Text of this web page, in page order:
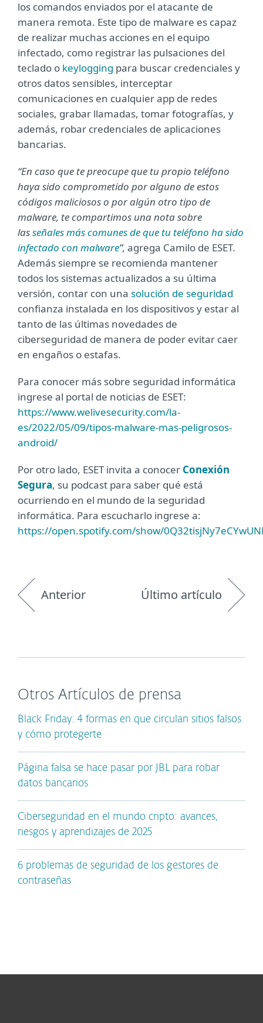
los comandos enviados por el atacante de
manera remota. Este tipo de malware es capaz
de realizar muchas acciones en el equipo
infectado, como registrar las pulsaciones del
teclado o keylogging para buscar credenciales y
otros datos sensibles, interceptar
comunicaciones en cualquier app de redes
sociales, grabar llamadas, tomar fotografías, y
además, robar credenciales de aplicaciones
bancarias.
“En caso que te preocupe que tu propio teléfono
haya sido comprometido por alguno de estos
códigos maliciosos o por algún otro tipo de
malware, te compartimos una nota sobre
lasseñales más comunes de que tu teléfono ha sido
infectado con malware”, agrega Camilo de ESET.
Además siempre se recomienda mantener
todos los sistemas actualizados a su última
versión, contar con una solución de seguridad
confianza instalada en los dispositivos y estar al
tanto de las últimas novedades de
ciberseguridad de manera de poder evitar caer
en engaños o estafas.
Para conocer más sobre seguridad informática
ingrese al portal de noticias de ESET:
https://www.welivesecurity.com/la-
es/2022/05/09/tipos-malware-mas-peligrosos-
android/
Por otro lado, ESET invita a conocer Conexión
Segura, su podcast para saber qué está
ocurriendo en el mundo de la seguridad
informática. Para escucharlo ingrese a:
https://open.spotify.com/show/
Anterior Último artículo
Otros Artículos de prensa
Black Friday: 4 formas en que circulan sitios falsos
y cómo protegerte
Página falsa se hace pasar por JBL para robar
datos bancarios
Ciberseguridad en el mundo cripto: avances,
riesgos y aprendizajes de 2025
6 problemas de seguridad de los gestores de
contraseñas